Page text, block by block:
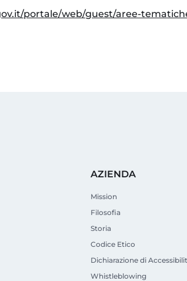
portale/web/guest/aree-
AZIENDA
Mission
Filosofia
Storia
Codice Etico
Dichiarazione di
Whistleblowing